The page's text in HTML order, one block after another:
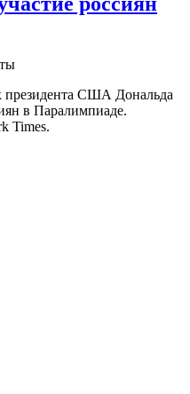
президента США Дональда
в Паралимпиаде.
Times.